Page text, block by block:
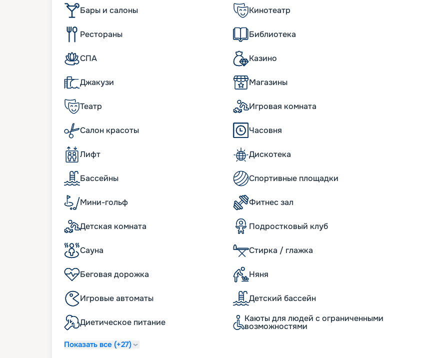
• осадка – 8 м;
• скорость – до 22 узлов;
• общее число кают – 1 817. В них можно расселить до 4 375 человек.
Разнообразие развлечений
променад» (Royal Promenade). Это прогулочная зона высотой в 4 палубы и длиной
136 м, которая протянулась вдоль всего лайнера. На ней расположено множество
бутиков, точек питания и лаунж-баров. Утром можно прогуляться, наслаждаясь
свежим воздухом и первыми лучами солнца, отведать ароматный кофе и свежую
выпечку. Днем – посидеть в уютном ресторане. Вечером эта «улица» с уникальным
панорамным мезонином наполняется зажигательными ритмами.
преподносить сюрпризы. Здесь созданы отличные условия и для тех, кто
предпочитает активные развлечения. На судне имеются небольшое поле для
гольфа, караоке-клуб On Air Club, боксерский ринг и др. Многих не оставят
равнодушными аквапарк, симулятор серфинга FlowRider. Настоящим экстримом
может стать посещение ледового катка. Также можно получить массу
удовольствия, наблюдая за выступлениями профессионалов на ледовой сцене
Studio. И это далеко не полный перечень развлечений. Рассмотрите детально план
палуб, и вы точно найдете еще много интересного.
Здоровье и расслабление.
На схеме лайнера выделяется спа-салон Vitality Spa,
который предоставляет более 100 процедур. С полным их обзором легко
ознакомиться уже на судне. Но всех желающих ждут акупунктура, массаж,
оздоровиться можно в современном фитнес-центре с новыми различными
тренажерами.
Занятия по интересам.
По характеристикам и насыщенности Liberty of The Seas
можно назвать настоящим городом на плаву. Здесь созданы все условия для
реализации потребностей отдыхающих. На палубах корабля предусмотрены арт-
галерея BRITTO Gallery и 3D-кинотеатр, караоке в клубе On Air Club, казино Royale.
Волнующими спецэффектами удивит большой ночной клуб под открытым небом.
Бары и салоны Кинотеатр
Рестораны Библиотека
СПА Казино
Джакузи Магазины
Театр Игровая комната
Салон красоты Часовня
Лифт Дискотека
Бассейны Спортивные площадки
Мини-гольф Фитнес зал
Детская комната Подростковый клуб
Сауна Стирка / глажка
Беговая дорожка Няня
Игровые автоматы Детский бассейн
Диетическое питание Каюты для людей с ограниченными
возможностями
Показать все (+27)